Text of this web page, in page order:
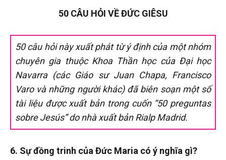
50 CÂU HỎI VỀ ĐỨC GIÊSU
50 câu hỏi này xuất phát từ ý định của một nhóm
chuyên gia thuộc Khoa Thần học của Đại học
Navarra (các Giáo sư Juan Chapa, Francisco
Varo và những người khác) đã biên soạn một số
tài liệu được xuất bản trong cuốn “50 preguntas
sobre Jesús” do nhà xuất bản Rialp Madrid.
6. Sự đồng trinh của Đức Maria có ý nghĩa gì?